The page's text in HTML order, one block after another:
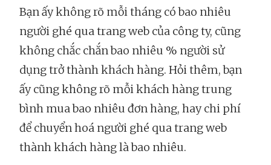
Bạn ấy không rõ mỗi tháng có bao nhiêu
người ghé qua trang web của công ty, cũng
không chắc chắn bao nhiêu % người sử
dụng trở thành khách hàng. Hỏi thêm, bạn
ấy cũng không rõ mỗi khách hàng trung
bình mua bao nhiêu đơn hàng, hay chi phí
để chuyển hoá người ghé qua trang web
thành khách hàng là bao nhiêu.